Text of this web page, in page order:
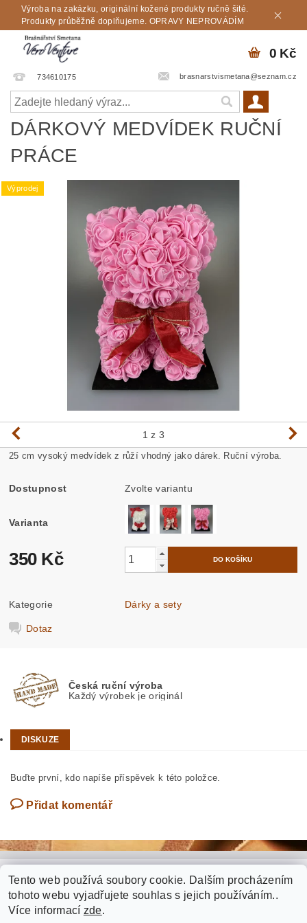
Výroba na zakázku, originální kožené produkty ručně šité.
Produkty průběžně doplňujeme. OPRAVY NEPROVÁDÍM
734610175 brasnarstvismetana@seznam.cz
0 Kč
DÁRKOVÝ MEDVÍDEK RUČNÍ
PRÁCE
Výprodej
1 z 3
25 cm vysoký medvídek z růží vhodný jako dárek. Ruční výroba.
Dostupnost Zvolte variantu
Varianta
350 Kč
Kategorie Dárky a sety
Dotaz
Česká ruční výroba
Každý výrobek je originál
DISKUZE
Buďte první, kdo napíše příspěvek k této položce.
Přidat komentář
RECENZE Brašnářství Smetana (GOOGLE)
Fotogalerie zakázkové výroby
Tento web používá soubory cookie. Dalším procházením
tohoto webu vyjadřujete souhlas s jejich používáním..
Více informací zde.